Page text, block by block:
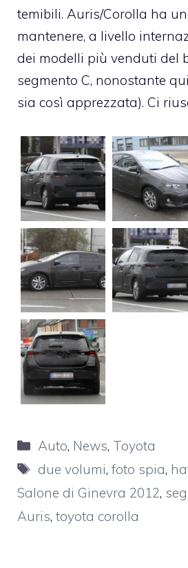
temibili. Auris/Corolla ha
mantenere, a livello
dei modelli più venduti del
segmento C, nonostante
sia così apprezzata). Ci
Categorie
Auto, News, Toyota
Tag
due volumi,foto spia,
Salone di Ginevra 2012,
Auris, toyota corolla